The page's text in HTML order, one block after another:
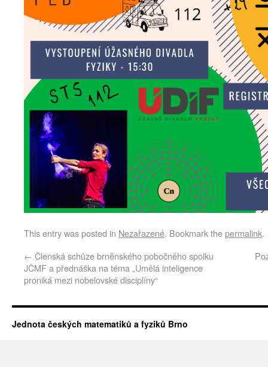
This entry was posted in Nezařazené. Bookmark thepermalink.
← Členská schůze brněnského pobočného spolku
JČMF a přednáška na téma „Umělá inteligence
proniká mezi nobelovské disciplíny“
Jednota českých matematiků a fyziků Brno